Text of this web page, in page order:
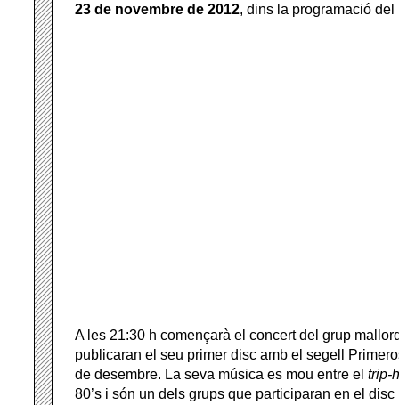
23 de novembre de 2012, dins la programació del
A les 21:30 h començarà el concert del grup
publicaran el seu primer disc amb el segell
de desembre. La seva música es mou entre el trip-
80’s i són un dels grups que participaran en el